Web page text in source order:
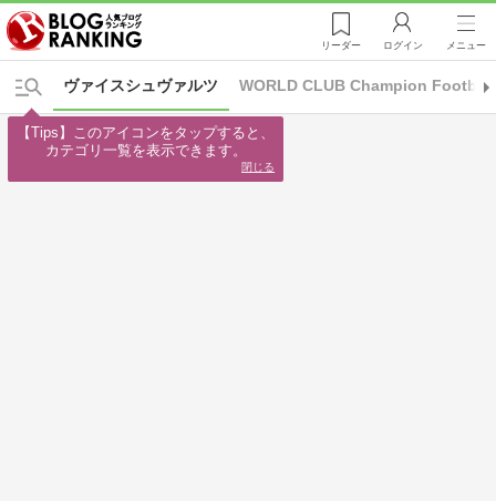
リーダー ログイン メニュー
WORLD CLUB Champion Football
ヴァイスシュヴァルツ
【Tips】このアイコンをタップすると、
カテゴリ一覧を表示できます。
閉じる